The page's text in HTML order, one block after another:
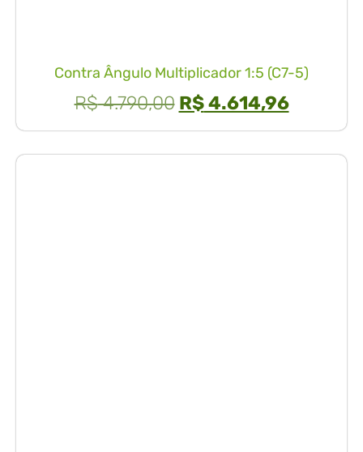
Contra Ângulo Multiplicador 1:5 (C7-5)
R$4.790,00 R$4.614,96